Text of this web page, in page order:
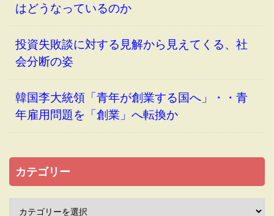
はどうなっているのか
投資失敗談に対する見解から見えてくる、社
会分断の姿
韓国李大統領「青年が創業する国へ」・・青
年雇用問題を「創業」へ転換か
カテゴリー